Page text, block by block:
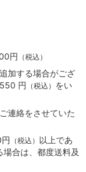
円 （税込）
加する場合がござ
円 （税込） をい
連絡をさせていた
（税込） 以上であ
場合は、都度送料及